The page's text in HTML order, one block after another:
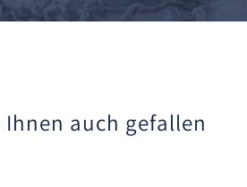
Ihnen auch gefallen